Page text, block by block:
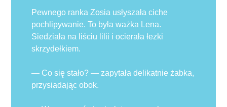
Pewnego ranka Zosia usłyszała ciche
pochlipywanie. To była ważka Lena.
Siedziała na liściu lilii i ocierała łezki
skrzydełkiem.
— Co się stało? — zapytała delikatnie żabka,
przysiadając obok.